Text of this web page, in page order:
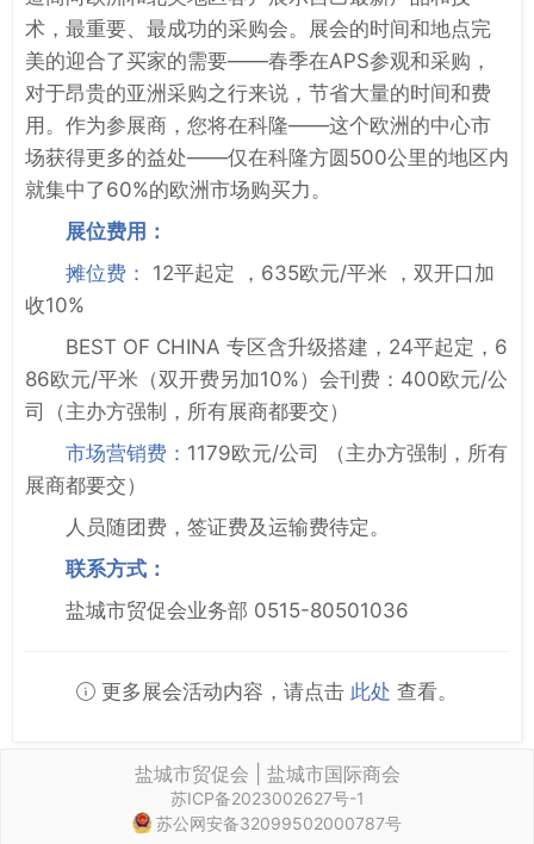
术，最重要、最成功的采购会。展会的时间和地点完
美的迎合了买家的需要——春季在APS参观和采购，
对于昂贵的亚洲采购之行来说，节省大量的时间和费
用。作为参展商，您将在科隆——这个欧洲的中心市
场获得更多的益处——仅在科隆方圆500公里的地区内
就集中了60%的欧洲市场购买力。
展位费用：
摊位费： 12平起定 ，635欧元/平米 ，双开口加
收10%
BEST OF CHINA 专区含升级搭建，24平起定，6
86欧元/平米（双开费另加10%）会刊费：400欧元/公
司（主办方强制，所有展商都要交）
市场营销费： 1179欧元/公司 （主办方强制，所有
展商都要交）
人员随团费，签证费及运输费待定。
联系方式：
盐城市贸促会业务部 0515-80501036
更多展会活动内容，请点击 此处 查看。
盐城市贸促会 | 盐城市国际商会
苏ICP备2023002627号-1
苏公网安备32099502000787号